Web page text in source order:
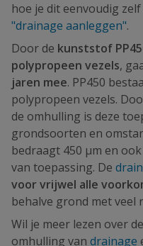
hoe je dit eenvoudig
"drainage aanleggen".
Door de kunststof
polypropeen vezels,
jaren mee. PP450
polypropeen vezels.
de omhulling is deze
grondsoorten en
bedraagt 450 µm en
van toepassing. De
voor vrijwel alle
behalve grond met veel
Wil je meer lezen over
omhulling van drainage